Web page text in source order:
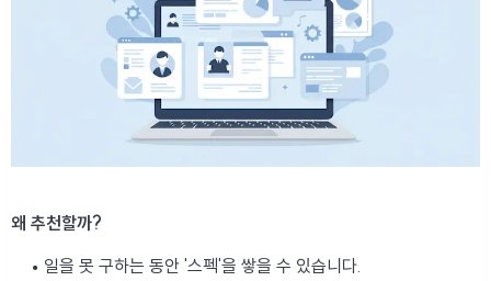
왜 추천할까?
일을 못 구하는 동안 '스펙'을 쌓을 수 있습니다.